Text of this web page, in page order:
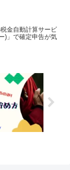
金自動計算サービ
)」で確定申告が気